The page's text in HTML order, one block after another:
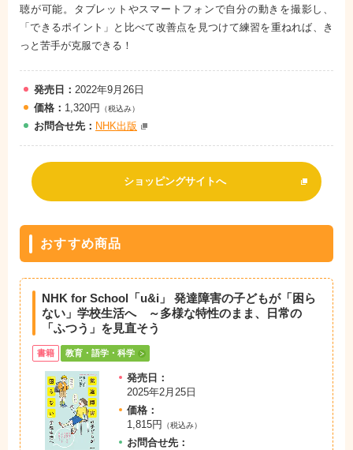
聴が可能。タブレットやスマートフォンで自分の動きを撮影し、
「できるポイント」と比べて改善点を見つけて練習を重ねれば、き
っと苦手が克服できる！
発売日： 2022年9月26日
価格： 1,320円 （税込み）
お問合せ先： NHK出版
ショッピングサイトへ
おすすめ商品
NHK for School「u&i」 発達障害の子どもが「困ら
ない」学校生活へ ～多様な特性のまま、日常の
「ふつう」を見直そう
書籍 教育・語学・科学
発売日：
2025年2月25日
価格：
1,815円
（税込み）
お問合せ先：